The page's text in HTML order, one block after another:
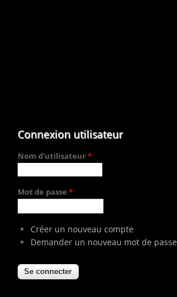
Connexion utilisateur
Nom d'utilisateur*
Mot de passe *
Créer un nouveau compte
Demander un nouveau mot de passe